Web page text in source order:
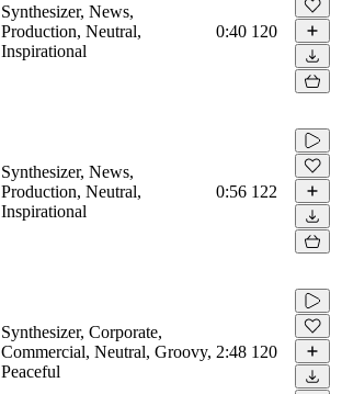
Synthesizer, News,
Production, Neutral,
Inspirational
0:40 120
Synthesizer, News,
Production, Neutral,
Inspirational
0:56 122
Synthesizer, Corporate,
Commercial, Neutral, Groovy,
Peaceful
2:48 120